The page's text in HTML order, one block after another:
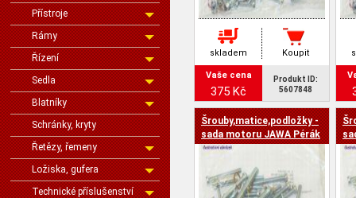
Přístroje
Rámy
Řízení
Sedla
Blatníky
Schránky, kryty
Řetězy, řemeny
Ložiska, gufera
Technické příslušenství
skladem Koupit
Vaše cena
375 Kč
Produkt ID:
5607848
Šrouby,matice,podložky -
sada motoru JAWA Pérák